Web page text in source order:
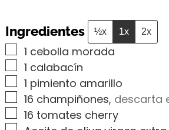
Ingredientes ½x 1x 2x
▢1 cebolla morada
▢1 calabacín
▢1 pimiento amarillo
▢
16 champiñones, descarta
▢
16 tomates cherry